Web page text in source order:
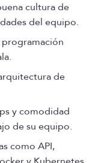
cultura de
del equipo.
programación
de
y comodidad
de su equipo.
como API,